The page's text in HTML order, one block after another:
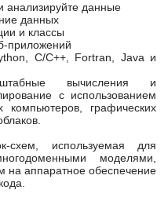
анализируйте данные
данных
и классы
приложений
C/C++, Fortran, Java и
вычисления и
с использованием
компьютеров, графических
используемая для
моделями,
на аппаратное обеспечение